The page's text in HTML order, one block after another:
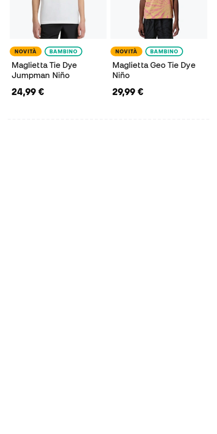
NOVITÀ BAMBINO
Maglietta Tie Dye
Jumpman Niño
24,99 €
NOVITÀ BAMBINO
Maglietta Geo Tie Dye
Niño
29,99 €